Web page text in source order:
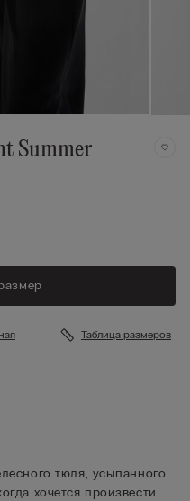
Summer
Таблица размеров
тюля, усыпанного
хочется произвести